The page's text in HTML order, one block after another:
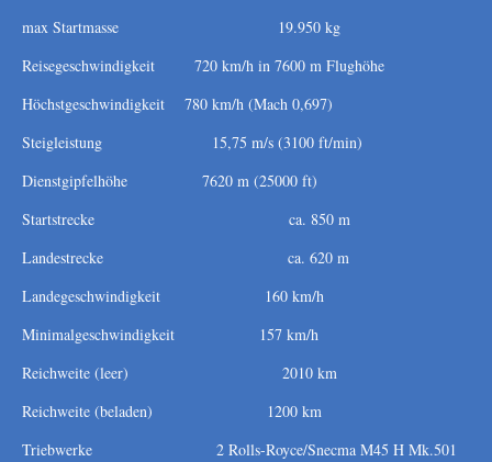
max Startmasse 19.950 kg
Reisegeschwindigkeit 720 km/h in 7600 m Flughöhe
Höchstgeschwindigkeit 780 km/h (Mach 0,697)
Steigleistung 15,75 m/s (3100 ft/min)
Dienstgipfelhöhe 7620 m (25000 ft)
Startstrecke ca. 850 m
Landestrecke ca. 620 m
Landegeschwindigkeit 160 km/h
Minimalgeschwindigkeit 157 km/h
Reichweite (leer) 2010 km
Reichweite (beladen) 1200 km
Triebwerke 2 Rolls-Royce/Snecma M45 H Mk.501